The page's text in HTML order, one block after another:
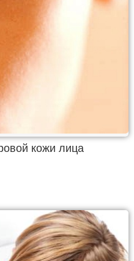
кожи лица